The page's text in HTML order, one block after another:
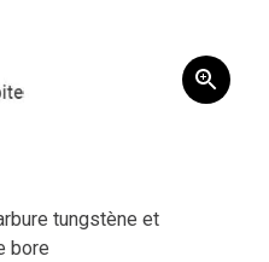
tungstène et
bore